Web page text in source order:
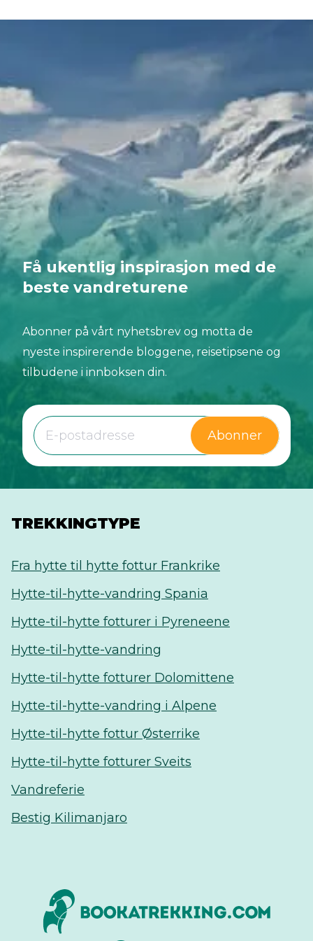
turer til Annapurna Base Camp. Når blir det din
dette blogginnlegget!
Få ukentlig inspirasjon med de
beste vandreturene
Abonner på vårt nyhetsbrev og motta de
nyeste inspirerende bloggene, reisetipsene og
tilbudene i innboksen din.
Abonner
TREKKINGTYPE
Fra hytte til hytte fottur Frankrike
Hytte-til-hytte-vandring Spania
Hytte-til-hytte fotturer i Pyreneene
Hytte-til-hytte-vandring
Hytte-til-hytte fotturer Dolomittene
Hytte-til-hytte-vandring i Alpene
Hytte-til-hytte fottur Østerrike
Hytte-til-hytte fotturer Sveits
Vandreferie
Bestig Kilimanjaro